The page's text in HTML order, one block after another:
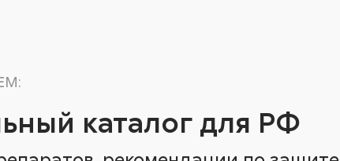
каталог для РФ